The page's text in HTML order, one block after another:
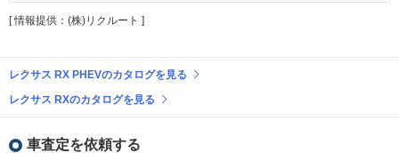
[ 情報提供：(株)リクルート ]
レクサス RX PHEVのカタログを見る
レクサス RXのカタログを見る
車査定を依頼する